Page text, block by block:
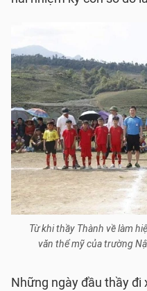
Từ khi thầy Thành về làm
văn thể mỹ của trường
Những ngày đầu thầy đi